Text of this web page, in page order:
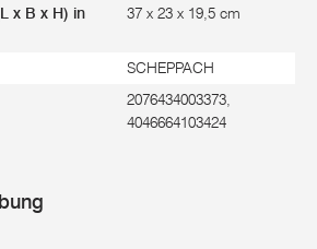
x B x H) in
37 x 23 x 19,5 cm
SCHEPPACH
2076434003373,
4046664103424